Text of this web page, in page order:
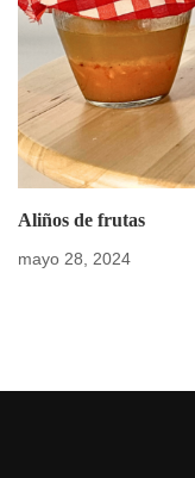
Aliños de frutas
mayo 28, 2024